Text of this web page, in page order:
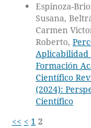
Espinoza-
Susana,
Carmen
Roberto,
Aplicabilidad
Formación
Científico
(2024):
Científico
<< < 1 2